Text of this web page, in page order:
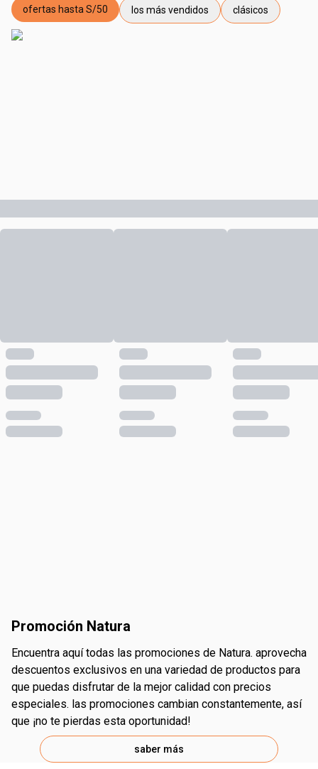
etiqueta ofertas hasta S/50
ofertas hasta S/50
etiqueta los más vendidos
los más vendidos
etiqueta clásicos
clásicos
promoción Natura
encuentra aquí todas las promociones de Natura. aprovecha
descuentos exclusivos en una variedad de productos para
que puedas disfrutar de la mejor calidad con precios
especiales. las promociones cambian constantemente, así
que ¡no te pierdas esta oportunidad!
saber más